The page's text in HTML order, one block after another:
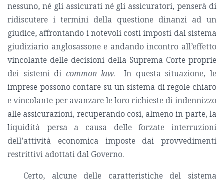
nessuno, né gli assicurati né gli assicuratori, penserà di
ridiscutere i termini della questione dinanzi ad un
giudice, affrontando i notevoli costi imposti dal sistema
giudiziario anglosassone e andando incontro all’effetto
vincolante delle decisioni della Suprema Corte proprie
dei sistemi di common law. In questa situazione, le
imprese possono contare su un sistema di regole chiaro
e vincolante per avanzare le loro richieste di indennizzo
alle assicurazioni, recuperando così, almeno in parte, la
liquidità persa a causa delle forzate interruzioni
dell’attività economica imposte dai provvedimenti
restrittivi adottati dal Governo.
Certo, alcune delle caratteristiche del sistema